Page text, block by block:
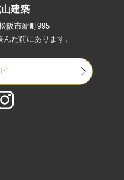
建築
阪市新町995
だ前にあります。